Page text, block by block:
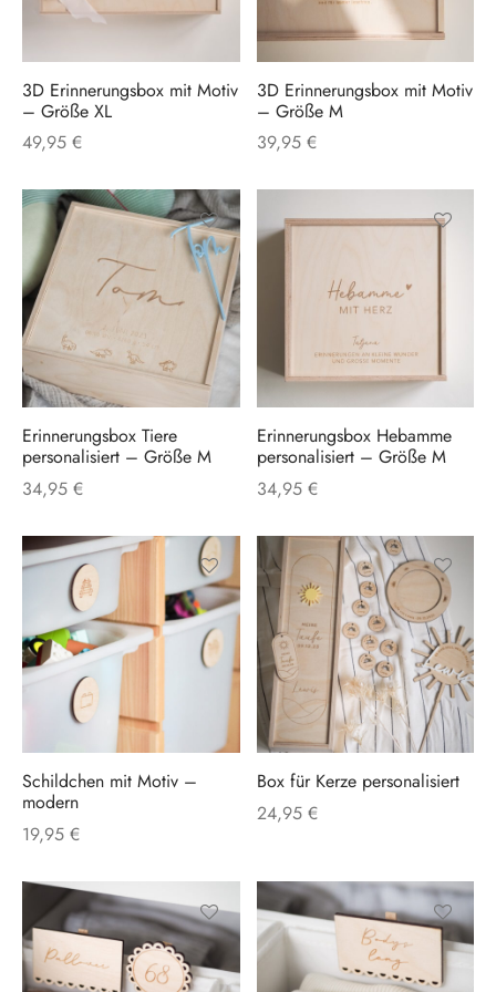
mehrere
auf.
Die
auf
der
Produktseite
gewählt
werden
3D Erinnerungsbox mit Motiv
– Größe XL
49,95 €
Varianten
auf.
Die
auf
der
3D Erinnerungsbox mit Motiv
– Größe M
39,95 €
Dieses
Produkt
weist
mehrere
Varianten
auf.
Die
auf
der
Produktseite
gewählt
werden
Erinnerungsbox Tiere
personalisiert – Größe M
34,95 €
Erinnerungsbox Hebamme
personalisiert – Größe M
34,95 €
Schildchen mit Motiv –
modern
19,95 €
Box für Kerze personalisiert
24,95 €
Dieses
Produkt
Dieses
Produkt
& Sortieren